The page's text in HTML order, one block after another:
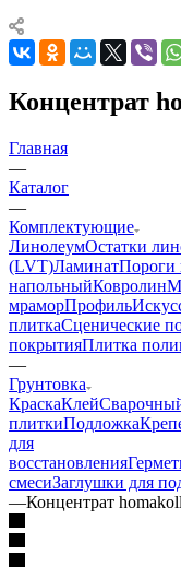
Концентрат
Главная
—
Каталог
—
Комплектующие
ЛинолеумОстатки
(LVT)ЛаминатПороги
напольныйКовролин
мраморПрофиль
плиткаСценические
покрытияПлитка
—
Грунтовка
КраскаКлей
плиткиПодложка
для
восстановления
смесиЗаглушки для
—Концентрат